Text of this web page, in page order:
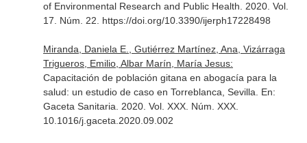
of Environmental Research and Public Health . 2020. Vol.
17. Núm. 22. https://doi.org/10.3390/ijerph17228498
Miranda, Daniela E., Gutiérrez Martínez, Ana, Vizárraga
Trigueros, Emilio, Albar Marín, María Jesus:
Capacitación de población gitana en abogacía para la
salud: un estudio de caso en Torreblanca, Sevilla. En:
Gaceta Sanitaria . 2020. Vol. XXX. Núm. XXX.
10.1016/j.gaceta.2020.09.002